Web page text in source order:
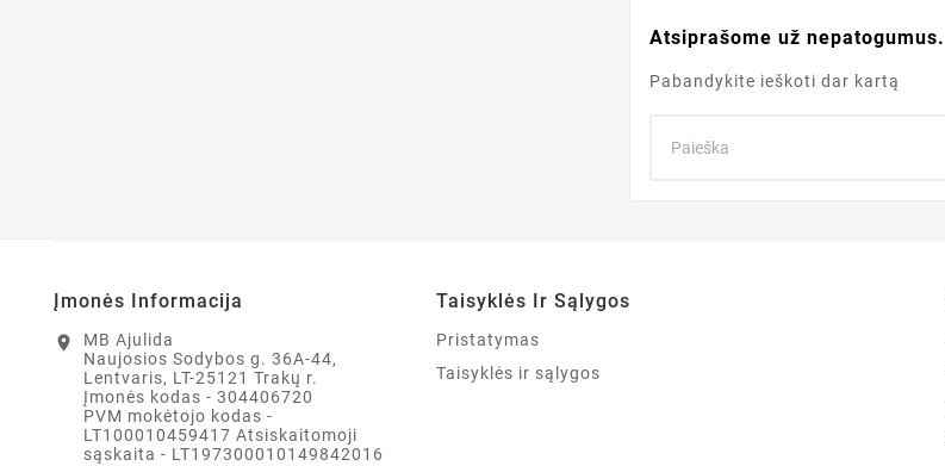
Atsiprašome už nepatogumus.
Pabandykite ieškoti dar kartą
Įmonės Informacija
location_on
MB Ajulida
Naujosios Sodybos g. 36A-44,
Lentvaris, LT-25121 Trakų r.
Įmonės kodas - 304406720
PVM mokėtojo kodas -
LT100010459417 Atsiskaitomoji
sąskaita - LT197300010149842016
Taisyklės Ir Sąlygos
Pristatymas
Taisyklės ir sąlygos